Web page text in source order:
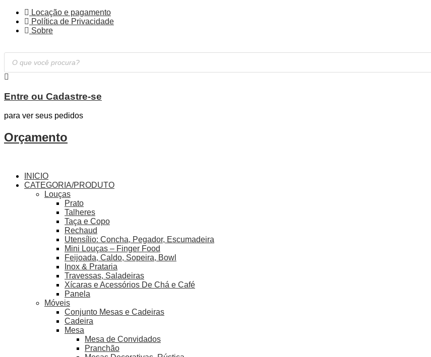
Locação e pagamento
Política de Privacidade
Sobre
Pesquisar
produtos
Entre ou Cadastre-se
para ver seus pedidos
Orçamento
INICIO
CATEGORIA/PRODUTO
Louças
Prato
Talheres
Taça e Copo
Rechaud
Utensílio: Concha, Pegador, Escumadeira
Mini Louças – Finger Food
Feijoada, Caldo, Sopeira, Bowl
Inox & Prataria
Travessas, Saladeiras
Xícaras e Acessórios De Chá e Café
Panela
Móveis
Conjunto Mesas e Cadeiras
Cadeira
Mesa
Mesa de Convidados
Pranchão